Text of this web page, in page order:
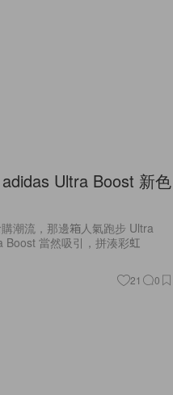
Ultra Boost 新色
潮流，那邊箱人氣跑步 Ultra
Boost 當然吸引，拼湊彩虹
21 0